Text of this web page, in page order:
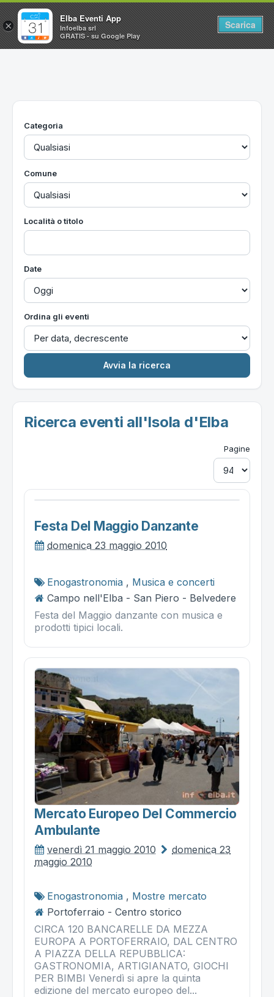
Home
Utilità
Categoria
Comune
Località o titolo
Date
Ordina gli eventi
Ricerca eventi all'Isola d'Elba
Pagine
Festa Del Maggio Danzante
domenica 23 maggio 2010
Enogastronomia , Musica e concerti
Campo nell'Elba - San Piero - Belvedere
Festa del Maggio danzante con musica e
prodotti tipici locali.
Mercato Europeo Del Commercio
Ambulante
venerdì 21 maggio 2010
domenica 23
maggio 2010
Enogastronomia , Mostre mercato
Portoferraio - Centro storico
CIRCA 120 BANCARELLE DA MEZZA
EUROPA A PORTOFERRAIO, DAL CENTRO
A PIAZZA DELLA REPUBBLICA:
GASTRONOMIA, ARTIGIANATO, GIOCHI
PER BIMBI Venerdì si apre la quinta
edizione del mercato europeo del...
×
Elba Eventi App
Infoelba srl
GRATIS - su Google Play
Scarica